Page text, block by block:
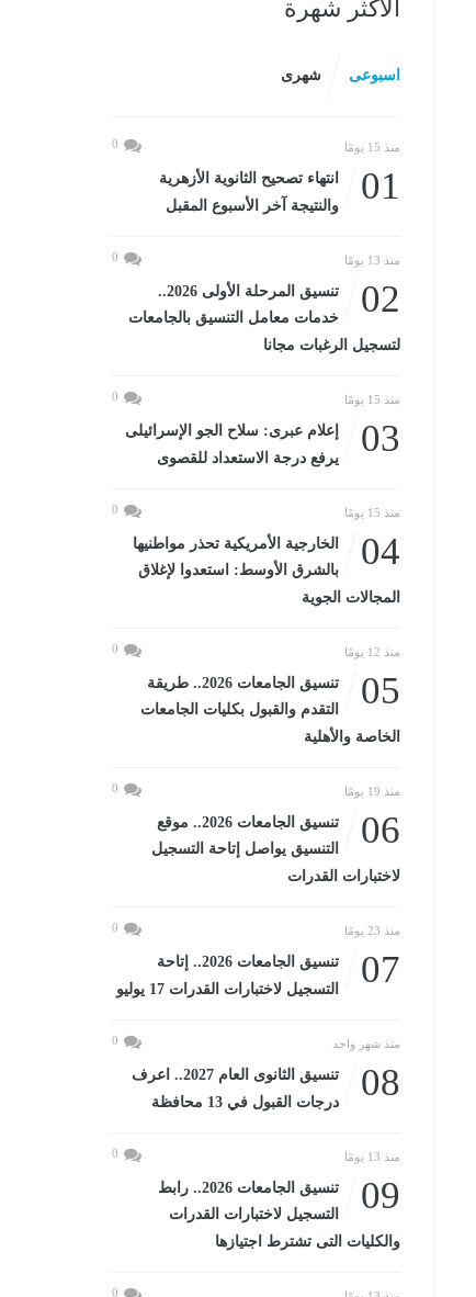
الأكثر شهرة
اسبوعى شهرى
منذ 15 يومًا 0
01
انتهاء تصحيح الثانوية الأزهرية
والنتيجة آخر الأسبوع المقبل
منذ 13 يومًا 0
02
تنسيق المرحلة الأولى 2026..
خدمات معامل التنسيق بالجامعات
لتسجيل الرغبات مجانا
منذ 15 يومًا 0
03
إعلام عبرى: سلاح الجو الإسرائيلى
يرفع درجة الاستعداد للقصوى
منذ 15 يومًا 0
04
الخارجية الأمريكية تحذر مواطنيها
بالشرق الأوسط: استعدوا لإغلاق
المجالات الجوية
منذ 12 يومًا 0
05
تنسيق الجامعات 2026.. طريقة
التقدم والقبول بكليات الجامعات
الخاصة والأهلية
منذ 19 يومًا 0
06
تنسيق الجامعات 2026.. موقع
التنسيق يواصل إتاحة التسجيل
لاختبارات القدرات
منذ 23 يومًا 0
07
تنسيق الجامعات 2026.. إتاحة
التسجيل لاختبارات القدرات 17 يوليو
منذ شهر واحد 0
08
تنسيق الثانوى العام 2027.. اعرف
درجات القبول في 13 محافظة
منذ 13 يومًا 0
09
تنسيق الجامعات 2026.. رابط
التسجيل لاختبارات القدرات
والكليات التى تشترط اجتيازها
0